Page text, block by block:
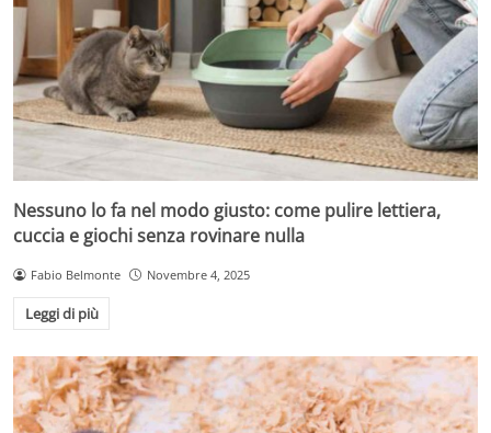
Nessuno lo fa nel modo giusto: come pulire lettiera,
cuccia e giochi senza rovinare nulla
Fabio Belmonte Novembre 4, 2025
Leggi di più